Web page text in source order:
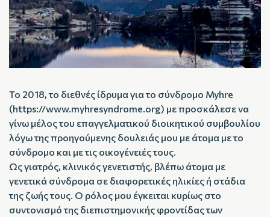
Το 2018, το διεθνές ίδρυμα για το σύνδρομο Myhre
(https://www.myhresyndrome.org) με προσκάλεσε να
γίνω μέλος του επαγγελματικού διοικητικού συμβουλίου
λόγω της προηγούμενης δουλειάς μου με άτομα με το
σύνδρομο και με τις οικογένειές τους.
Ως γιατρός, κλινικός γενετιστής, βλέπω άτομα με
γενετικά σύνδρομα σε διαφορετικές ηλικίες ή στάδια
της ζωής τους. Ο ρόλος μου έγκειται κυρίως στο
συντονισμό της διεπιστημονικής φροντίδας των